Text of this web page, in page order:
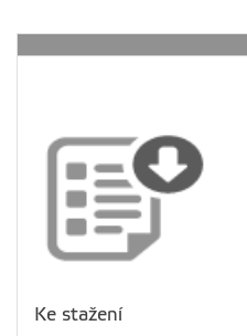
Ke stažení